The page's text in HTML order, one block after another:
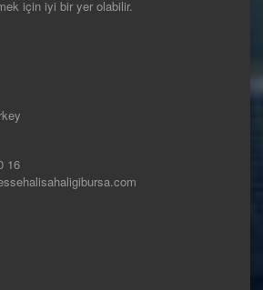
için iyi bir yer olabilir.
16